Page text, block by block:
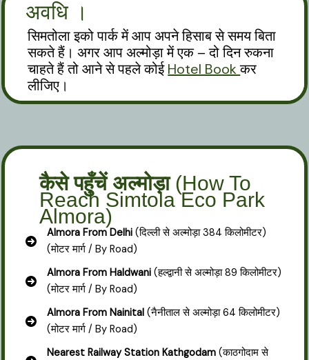
अवधि ।
सिमतोला इको पार्क में आप अपने हिसाब से समय बिता
सकते हैं। अगर आप अल्मोड़ा में एक – दो दिन रुकना
चाहते हैं तो आने से पहले कोईHotel Bookकर
लीजिए।
कैसे पहुँचें अल्मोड़ा (How To
Reach Simtola Eco Park
Almora)
Almora From Delhi (दिल्ली से अल्मोड़ा 384 किलोमीटर)
(मोटर मार्ग / By Road)
Almora From Haldwani (हल्द्वानी से अल्मोड़ा 89 किलोमीटर)
(मोटर मार्ग / By Road)
Almora From Nainital (नैनीताल से अल्मोड़ा 64 किलोमीटर)
(मोटर मार्ग / By Road)
Nearest Railway Station Kathgodam (काठगोदाम से